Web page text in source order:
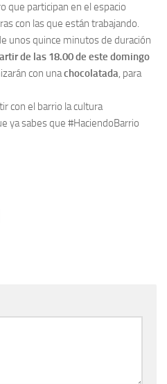
que participan en el espacio
con las que están trabajando.
unos quince minutos de duración
de las 18.00 de este domingo
con unachocolatada, para
con el barrio la cultura
ya sabes que #HaciendoBarrio